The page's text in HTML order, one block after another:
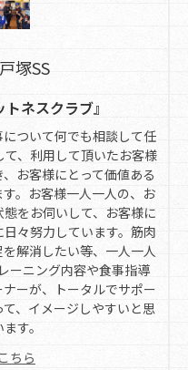
塚SS
ネスクラブ』
ついて何でも相談して任
、利用して頂いたお客様
お客様にとって価値ある
。お客様一人一人の、お
をお伺いして、お客様に
々努力しています。筋肉
解消したい等、一人一人
ーニング内容や食事指導
ーが、トータルでサポー
、イメージしやすいと思
す。
ちら